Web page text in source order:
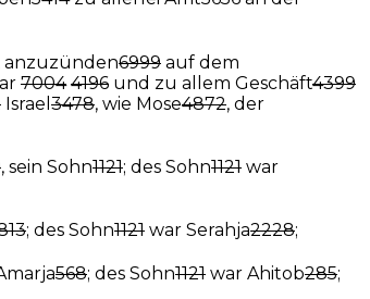
anzuzünden6999 auf dem
7004 4196 und zu allem Geschäft4399
Israel 3478, wie Mose4872, der
, sein Sohn1121; des Sohn1121 war
; des Sohn1121 war Serahja2228;
568; des Sohn1121 war Ahitob285;